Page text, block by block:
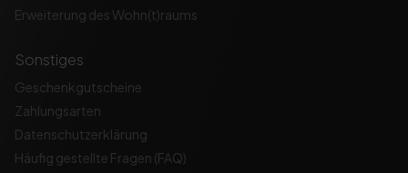
Erweiterung des Wohn(t)raums
Sonstiges
Geschenkgutscheine
Zahlungsarten
Datenschutzerklärung
Häufig gestellte Fragen (FAQ)